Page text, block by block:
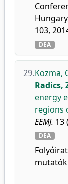
103,
DEA
29.Kozma,
Radics,
energy
regions
EEMJ. 13
DEA